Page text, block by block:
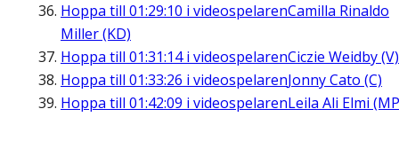
Hoppa till 01:29:10 i videospelarenCamilla Rinaldo
Miller (KD)
Hoppa till 01:31:14i videospelarenCiczie Weidby (V)
Hoppa till 01:33:26 i videospelarenJonny Cato (C)
Hoppa till 01:42:09 i videospelarenLeila Ali Elmi